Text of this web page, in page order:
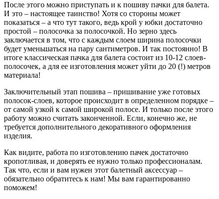
После этого можно приступать и к пошиву пачки для балета.
И это – настоящее таинство! Хотя со стороны может
показаться – а что тут такого, ведь крой у юбки достаточно
простой – полосочка за полосочкой. Но зерно здесь
заключается в том, что с каждым слоем ширина полосочки
будет уменьшаться на пару сантиметров. И так постоянно! В
итоге классическая пачка для балета состоит из 10-12 слоев-
полосочек, а для ее изготовления может уйти до 20 (!) метров
материала!
Заключительный этап пошива – пришивание уже готовых
полосок-слоев, которое происходит в определенном порядке –
от самой узкой к самой широкой полосе. И только после этого
работу можно считать законченной. Если, конечно же, не
требуется дополнительного декоративного оформления
изделия.
Как видите, работа по изготовлению пачек достаточно
кропотливая, и доверять ее нужно только профессионалам.
Так что, если и вам нужен этот балетный аксессуар –
обязательно обратитесь к нам! Мы вам гарантированно
поможем!